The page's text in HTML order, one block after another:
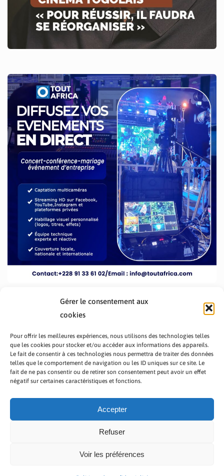
Gérer le consentement aux
cookies
Pour offrir les meilleures expériences, nous utilisons des technologies telles
que les cookies pour stocker et/ou accéder aux informations des appareils.
Le fait de consentir à ces technologies nous permettra de traiter des données
telles que le comportement de navigation ou les ID uniques sur ce site. Le
fait de ne pas consentir ou de retirer son consentement peut avoir un effet
négatif sur certaines caractéristiques et fonctions.
Accepter
Refuser
Voir les préférences
PRÉSENTATION TOUTAFRICA
A PROPOS
Copyright © 2023 TOUT AFRICA | Made by